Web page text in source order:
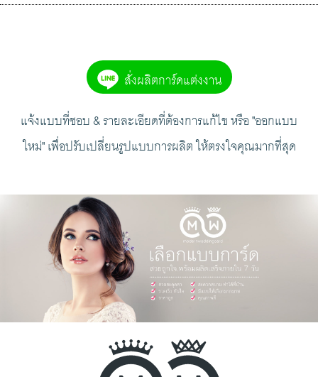
สั่งผลิตการ์ดแต่งงาน
แจ้งแบบที่ชอบ & รายละเอียดที่ต้องการแก้ไข หรือ "ออกแบบ
ใหม่" เพื่อปรับเปลี่ยนรูปแบบการผลิต ให้ตรงใจคุณมากที่สุด